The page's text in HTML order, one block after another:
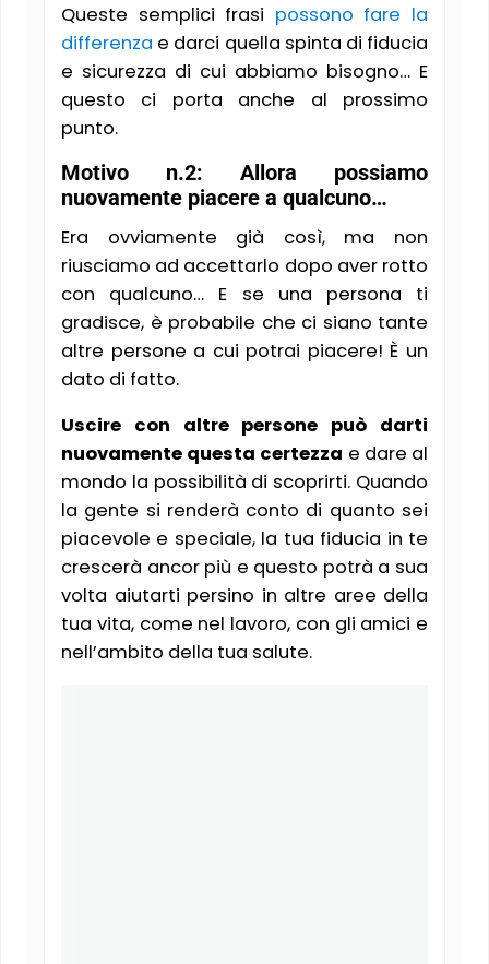
Queste semplici frasi possono fare la
differenza e darci quella spinta di fiducia
e sicurezza di cui abbiamo bisogno… E
questo ci porta anche al prossimo
punto.
Motivo n.2: Allora possiamo
nuovamente piacere a qualcuno…
Era ovviamente già così, ma non
riusciamo ad accettarlo dopo aver rotto
con qualcuno… E se una persona ti
gradisce, è probabile che ci siano tante
altre persone a cui potrai piacere! È un
dato di fatto.
Uscire con altre persone può darti
nuovamente questa certezza e dare al
mondo la possibilità di scoprirti. Quando
la gente si renderà conto di quanto sei
piacevole e speciale, la tua fiducia in te
crescerà ancor più e questo potrà a sua
volta aiutarti persino in altre aree della
tua vita, come nel lavoro, con gli amici e
nell’ambito della tua salute.